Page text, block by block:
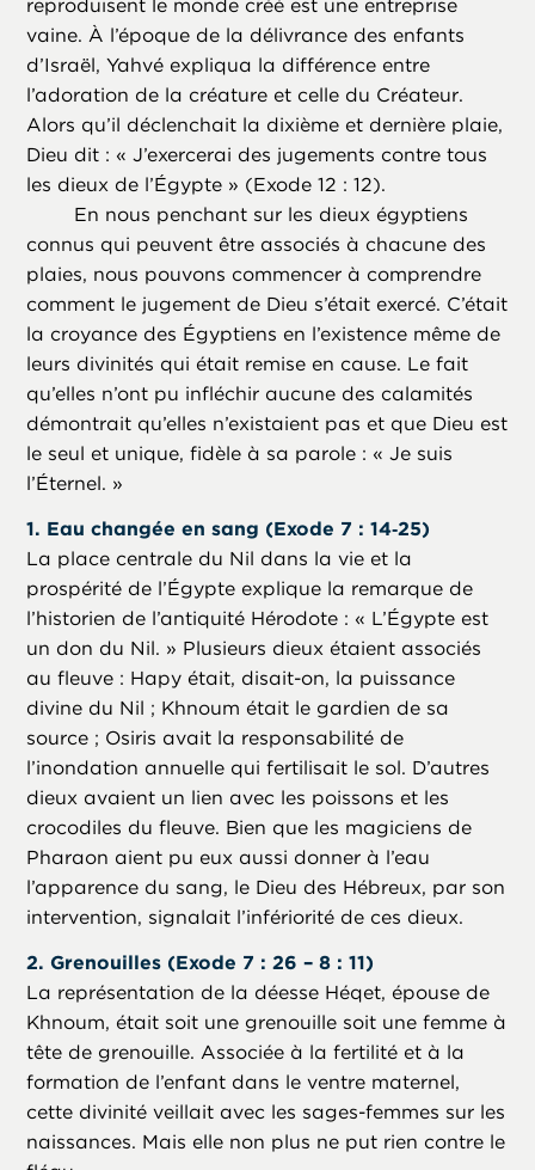
reproduisent le monde créé est une entreprise
vaine. À l’époque de la délivrance des enfants
d’Israël, Yahvé expliqua la différence entre
l’adoration de la créature et celle du Créateur.
Alors qu’il déclenchait la dixième et dernière plaie,
Dieu dit : « J’exercerai des jugements contre tous
les dieux de l’Égypte » (Exode 12 : 12).
En nous penchant sur les dieux égyptiens
connus qui peuvent être associés à chacune des
plaies, nous pouvons commencer à comprendre
comment le jugement de Dieu s’était exercé. C’était
la croyance des Égyptiens en l’existence même de
leurs divinités qui était remise en cause. Le fait
qu’elles n’ont pu infléchir aucune des calamités
démontrait qu’elles n’existaient pas et que Dieu est
le seul et unique, fidèle à sa parole : « Je suis
l’Éternel. »
1. Eau changée en sang (Exode 7 : 14‑25)
La place centrale du Nil dans la vie et la
prospérité de l’Égypte explique la remarque de
l’historien de l’antiquité Hérodote : « L’Égypte est
un don du Nil. » Plusieurs dieux étaient associés
au fleuve : Hapy était, disait-on, la puissance
divine du Nil ; Khnoum était le gardien de sa
source ; Osiris avait la responsabilité de
l’inondation annuelle qui fertilisait le sol. D’autres
dieux avaient un lien avec les poissons et les
crocodiles du fleuve. Bien que les magiciens de
Pharaon aient pu eux aussi donner à l’eau
l’apparence du sang, le Dieu des Hébreux, par son
intervention, signalait l’infériorité de ces dieux.
2. Grenouilles (Exode 7 : 26 – 8 : 11)
La représentation de la déesse Héqet, épouse de
Khnoum, était soit une grenouille soit une femme à
tête de grenouille. Associée à la fertilité et à la
formation de l’enfant dans le ventre maternel,
cette divinité veillait avec les sages-femmes sur les
naissances. Mais elle non plus ne put rien contre le